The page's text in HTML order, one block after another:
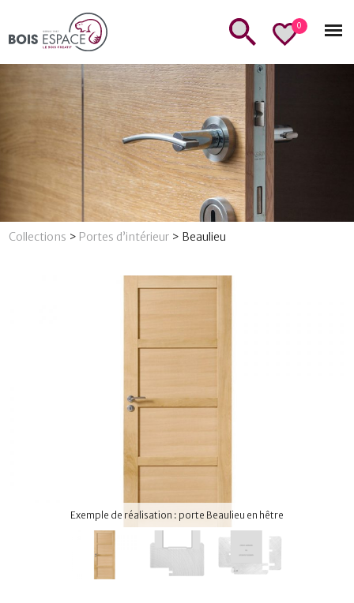
0
Collections > Portes d’intérieur > Beaulieu
Exemple de réalisation : porte Beaulieu en hêtre